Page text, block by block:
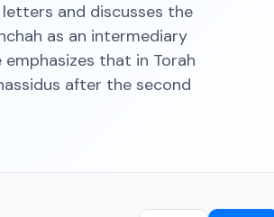
and discusses the
as an intermediary
that in Torah
after the second